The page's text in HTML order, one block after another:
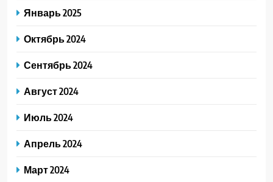
Январь 2025
Октябрь 2024
Сентябрь 2024
Август 2024
Июль 2024
Апрель 2024
Март 2024